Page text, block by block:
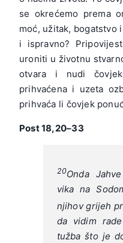
se okrećemo prema
moć, užitak, bogatstvo
i ispravno?
uroniti u životnu
otvara i nudi
prihvaćena i uzeta
prihvaća li čovjek
Post 18,20–33
20Onda
vika na
njihov grijeh
da vidim
tužba što je